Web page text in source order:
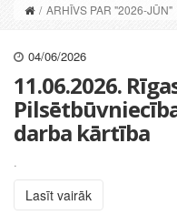
/ ARHĪVS PAR "2026-JŪN"
04/06/2026
11.06.2026.
darba kārtība
.
Lasīt vairāk